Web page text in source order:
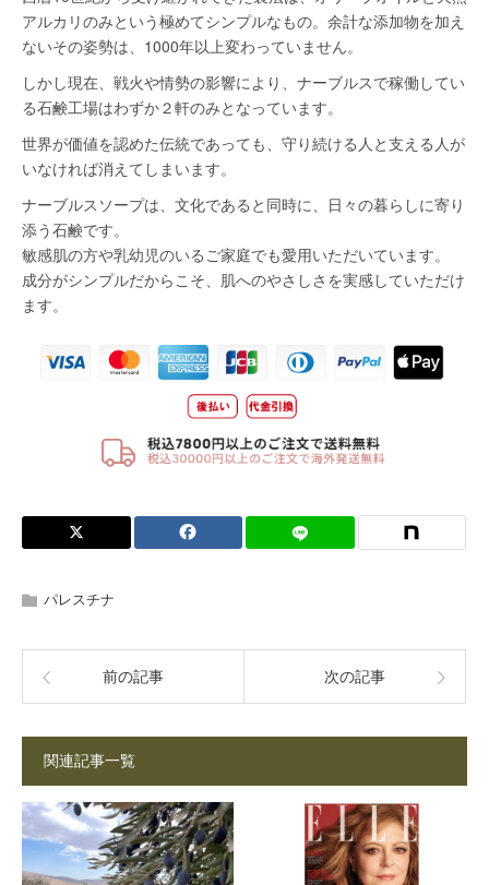
パレスチナ
前の記事 次の記事
関連記事一覧